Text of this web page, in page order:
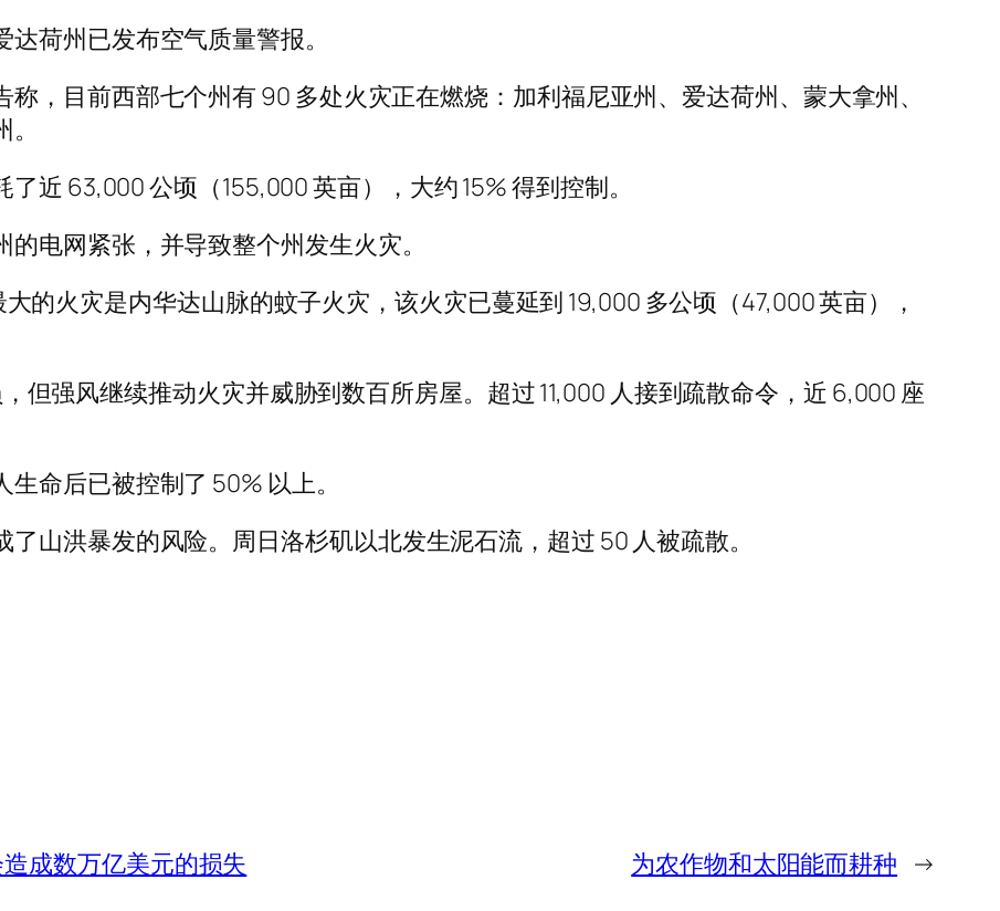
荷州已发布空气质量警报。
，目前西部七个州有 90 多处火灾正在燃烧：加利福尼亚州、爱达荷州、蒙大拿州、
近 63,000 公顷（155,000 英亩），大约 15% 得到控制。
电网紧张，并导致整个州发生火灾。
的火灾是内华达山脉的蚊子火灾，该火灾已蔓延到 19,000 多公顷（47,000 英亩），
但强风继续推动火灾并威胁到数百所房屋。超过 11,000 人接到疏散命令，近 6,000 座
命后已被控制了 50% 以上。
山洪暴发的风险。周日洛杉矶以北发生泥石流，超过 50 人被疏散。
成数万亿美元的损失 为农作物和太阳能而耕种 →